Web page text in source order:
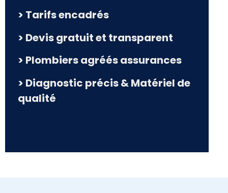
> Tarifs encadrés
> Devis gratuit et transparent
> Plombiers agréés assurances
> Diagnostic précis & Matériel de
qualité